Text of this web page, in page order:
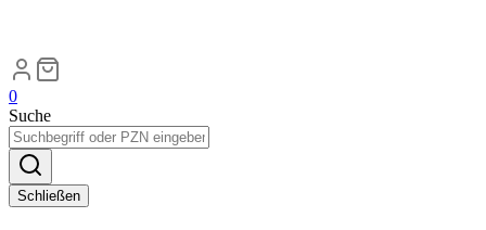
0
Suche
Schließen